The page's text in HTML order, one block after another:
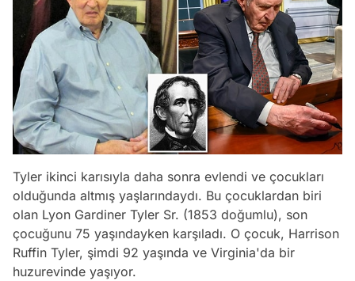
Tyler ikinci karısıyla daha sonra evlendi ve çocukları
olduğunda altmış yaşlarındaydı. Bu çocuklardan biri
olan Lyon Gardiner Tyler Sr. (1853 doğumlu), son
çocuğunu 75 yaşındayken karşıladı. O çocuk, Harrison
Ruffin Tyler, şimdi 92 yaşında ve Virginia'da bir
huzurevinde yaşıyor.